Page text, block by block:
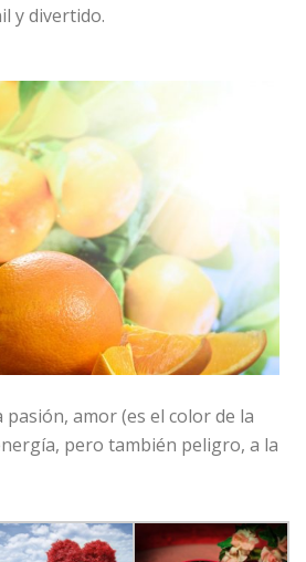
y divertido.
pasión, amor (es el color de la
pero también peligro, a la